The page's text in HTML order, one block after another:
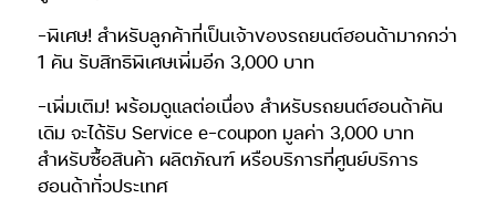
-พิเศษ! สำหรับลูกค้าที่เป็นเจ้าของรถยนต์ฮอนด้ามากกว่า
1 คัน รับสิทธิพิเศษเพิ่มอีก 3,000 บาท
-เพิ่มเติม! พร้อมดูแลต่อเนื่อง สำหรับรถยนต์ฮอนด้าคัน
เดิม จะได้รับ Service e-coupon มูลค่า 3,000 บาท
สำหรับซื้อสินค้า ผลิตภัณฑ์ หรือบริการที่ศูนย์บริการ
ฮอนด้าทั่วประเทศ